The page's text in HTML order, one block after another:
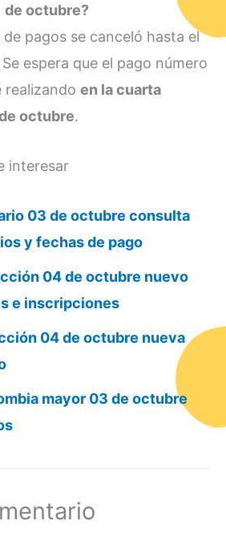
de octubre?
pagos se canceló hasta el
espera que el pago número
realizando en la cuarta
octubre.
interesar
03 de octubre consulta
y fechas de pago
04 de octubre nuevo
e inscripciones
04 de octubre nueva
mayor 03 de octubre